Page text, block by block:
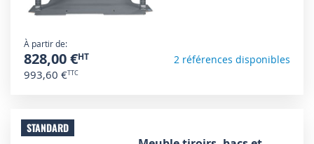
À partir de
828,00 €
993,60 €
2 références disponibles
STANDARD